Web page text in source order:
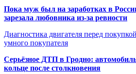
Пока муж был на заработках в
зарезала любовника из-за ревности
Диагностика двигателя перед
умного покупателя
Серьёзное ДТП в Гродно:
кольце после столкновения